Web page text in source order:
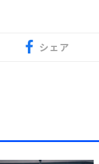
シェア